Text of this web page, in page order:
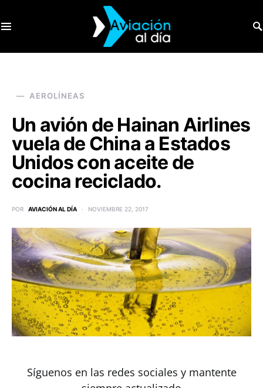
AEROLÍNEAS
Un avión de Hainan Airlines
vuela de China a Estados
Unidos con aceite de
cocina reciclado.
POR AVIACIÓN AL DÍA NOVIEMBRE 22, 2017
Síguenos en las redes sociales y mantente